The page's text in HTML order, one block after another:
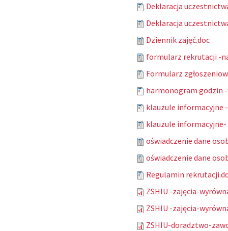
Deklaracja
Deklaracja
Dziennik zajęć.doc
formularz rekrutacji -
Formularz
harmonogram godzin
klauzule informacyjne
klauzule informacyjne-
oświadczenie dane
oświadczenie dane
Regulamin
ZSHIU -zajęcia-
ZSHIU -zajęcia-
ZSHIU-doradztwo-